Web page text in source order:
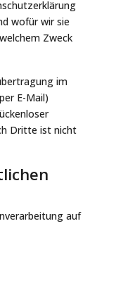
wofür wir sie
Zweck
im
E-Mail)
Dritte ist nicht
auf